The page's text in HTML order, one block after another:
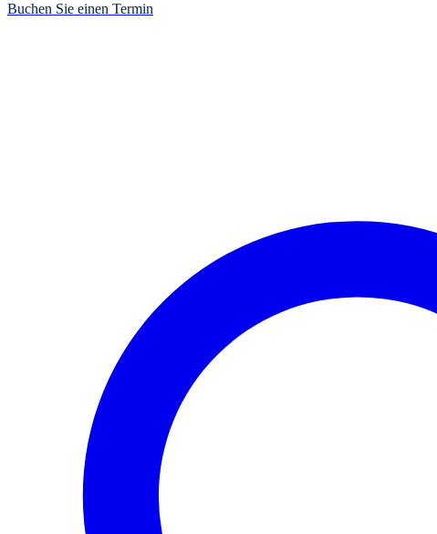
Buchen Sie einen Termin